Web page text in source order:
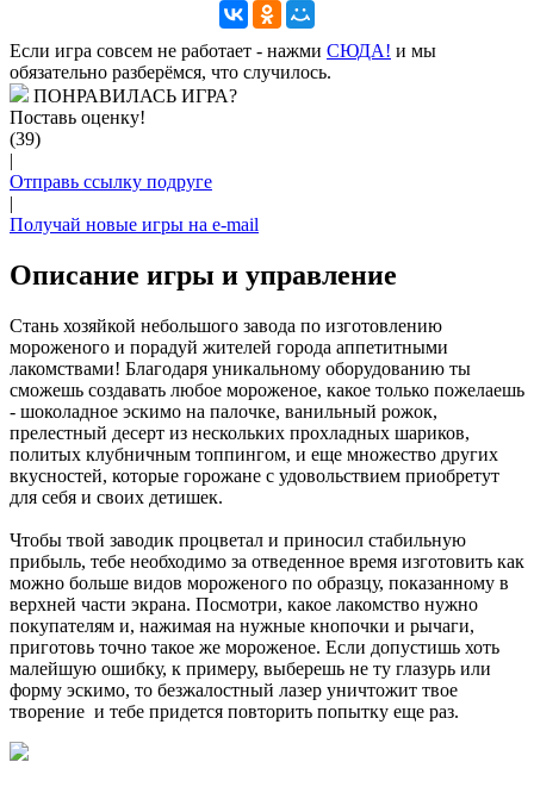
Если игра совсем не работает - нажми CЮДА! и мы
обязательно разберёмся, что случилось.
ПОНРАВИЛАСЬ ИГРА?
Поставь оценку!
(39)
|
Отправь ссылку подруге
|
Получай новые игры на e-mail
Описание игры и управление
Стань хозяйкой небольшого завода по изготовлению
мороженого и порадуй жителей города аппетитными
лакомствами! Благодаря уникальному оборудованию ты
сможешь создавать любое мороженое, какое только пожелаешь
- шоколадное эскимо на палочке, ванильный рожок,
прелестный десерт из нескольких прохладных шариков,
политых клубничным топпингом, и еще множество других
вкусностей, которые горожане с удовольствием приобретут
для себя и своих детишек.
Чтобы твой заводик процветал и приносил стабильную
прибыль, тебе необходимо за отведенное время изготовить как
можно больше видов мороженого по образцу, показанному в
верхней части экрана. Посмотри, какое лакомство нужно
покупателям и, нажимая на нужные кнопочки и рычаги,
приготовь точно такое же мороженое. Если допустишь хоть
малейшую ошибку, к примеру, выберешь не ту глазурь или
форму эскимо, то безжалостный лазер уничтожит твое
творение и тебе придется повторить попытку еще раз.